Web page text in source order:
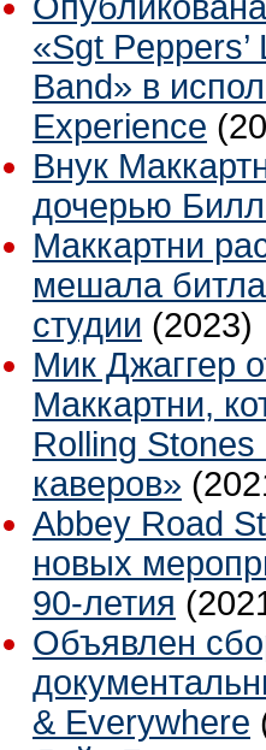
«Sgt
Band» в
Experience
Внук
дочерью
Маккартни
мешала
студии (2023)
Мик Джаггер
Маккартни,
Rolling
каверов»
Abbey Road
новых
90-летия
Объявлен
& Everywhere